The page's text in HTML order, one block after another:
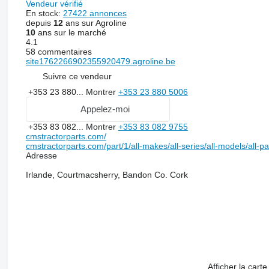
Vendeur vérifié
En stock: 27422 annonces
depuis 12ans sur Agroline
10ans sur le marché
4.1
58 commentaires
site1762266902355920479.agroline.be
Suivre ce vendeur
+353 23 880... Montrer +353 23 880 5006
Appelez-moi
+353 83 082... Montrer +353 83 082 9755
cmstractorparts.com/
cmstractorparts.com/part/1/all-makes/all-series/all-models/all-
Adresse
Irlande, Courtmacsherry, Bandon Co. Cork
Afficher la carte